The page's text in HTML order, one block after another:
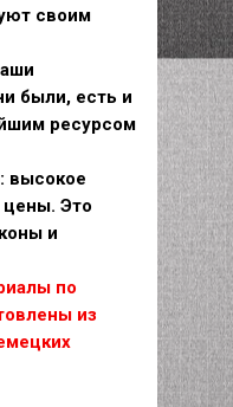
своим
были, есть и
ресурсом
высокое
цены. Это
и
по
из